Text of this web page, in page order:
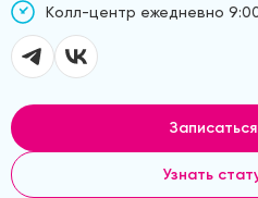
Kолл-центр ежедневно
Узнать